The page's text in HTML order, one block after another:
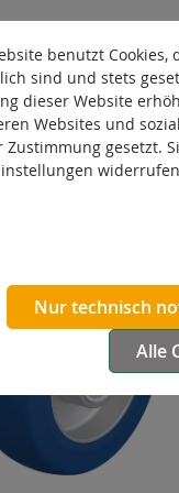
benutzt
sind und stets
dieser Website
Websites und
Zustimmung gesetzt.
Nur technisch
Alle